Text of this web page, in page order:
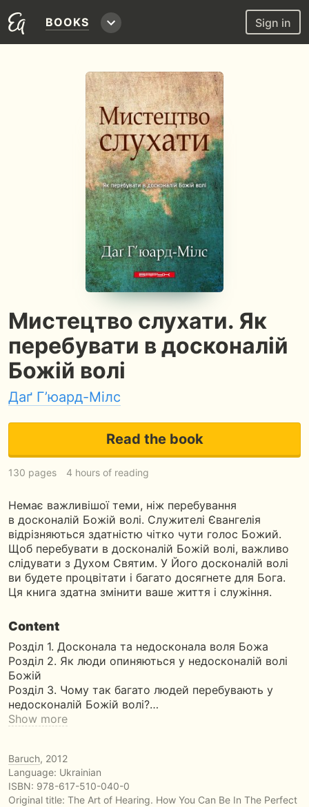
BOOKS Sign in
Мистецтво слухати. Як
перебувати в досконалій
Божій волі
Даґ Г’юард-Мілс
Read the book
130 pages 4 hours of reading
Немає важливішої теми, ніж перебування
в досконалій Божій волі. Служителі Євангелія
відрізняються здатністю чітко чути голос Божий.
Щоб перебувати в досконалій Божій волі, важливо
слідувати з Духом Святим. У Його досконалій волі
ви будете процвітати і багато досягнете для Бога.
Ця книга здатна змінити ваше життя і служіння.
Content
Розділ 1. Досконала та недосконала воля Божа
Розділ 2. Як люди опиняються у недосконалій волі
Божій
Розділ 3. Чому так багато людей перебувають у
недосконалій Божій волі?…
Show more
Baruch, 2012
Language: Ukrainian
ISBN: 978-617-510-040-0
Original title: The Art of Hearing. How You Can Be In The Perfect